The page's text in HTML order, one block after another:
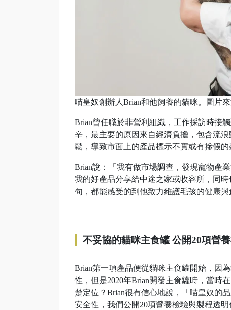
喵皇奴創辦人Brian和他飼養的貓咪。圖片
Brian曾任職於非營利組織，工作採訪時接
辛，最主要的原因來自經濟負擔，包含流
鬆，導致市面上的產品標示不實或有摻假
Brian說：「我有做市場調查，發現寵物產
我的好產品分享給中途之家或收容所，同
句，都能感受的到他致力維護毛孩的健康與
不妥協的貓咪主食罐 公開20項營
Brian第一項產品便從貓咪主食罐開始，因
性，但是2020年Brian開發主食罐時，當時
楚定位？Brian很有信心地說，「喵皇奴的
安全性，我們公開20項營養檢驗與製程透